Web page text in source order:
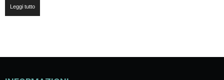
Leggi tutto